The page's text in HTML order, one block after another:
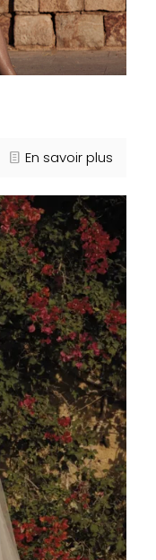
En savoir plus